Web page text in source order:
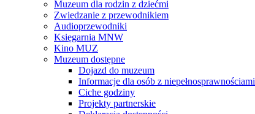
Muzeum dla rodzin z dziećmi
Zwiedzanie z przewodnikiem
Audioprzewodniki
Księgarnia MNW
Kino MUZ
Muzeum dostępne
Dojazd do muzeum
Informacje dla osób z niepełnosprawnościami
Ciche godziny
Projekty partnerskie